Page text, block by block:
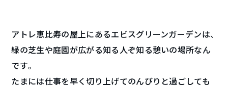
アトレ恵比寿の屋上にあるエビスグリーンガーデンは、
緑の芝生や庭園が広がる知る人ぞ知る憩いの場所なん
です。
たまには仕事を早く切り上げてのんびりと過ごしても